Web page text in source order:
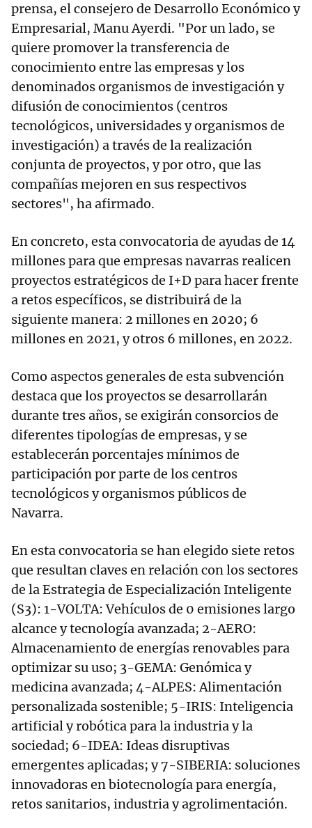
prensa, el consejero de Desarrollo Económico y
Empresarial, Manu Ayerdi. "Por un lado, se
quiere promover la transferencia de
conocimiento entre las empresas y los
denominados organismos de investigación y
difusión de conocimientos (centros
tecnológicos, universidades y organismos de
investigación) a través de la realización
conjunta de proyectos, y por otro, que las
compañías mejoren en sus respectivos
sectores", ha afirmado.
En concreto, esta convocatoria de ayudas de 14
millones para que empresas navarras realicen
proyectos estratégicos de I+D para hacer frente
a retos específicos, se distribuirá de la
siguiente manera: 2 millones en 2020; 6
millones en 2021, y otros 6 millones, en 2022.
Como aspectos generales de esta subvención
destaca que los proyectos se desarrollarán
durante tres años, se exigirán consorcios de
diferentes tipologías de empresas, y se
establecerán porcentajes mínimos de
participación por parte de los centros
tecnológicos y organismos públicos de
Navarra.
En esta convocatoria se han elegido siete retos
que resultan claves en relación con los sectores
de la Estrategia de Especialización Inteligente
(S3): 1-VOLTA: Vehículos de 0 emisiones largo
alcance y tecnología avanzada; 2-AERO:
Almacenamiento de energías renovables para
optimizar su uso; 3-GEMA: Genómica y
medicina avanzada; 4-ALPES: Alimentación
personalizada sostenible; 5-IRIS: Inteligencia
artificial y robótica para la industria y la
sociedad; 6-IDEA: Ideas disruptivas
emergentes aplicadas; y 7-SIBERIA: soluciones
innovadoras en biotecnología para energía,
retos sanitarios, industria y agrolimentación.